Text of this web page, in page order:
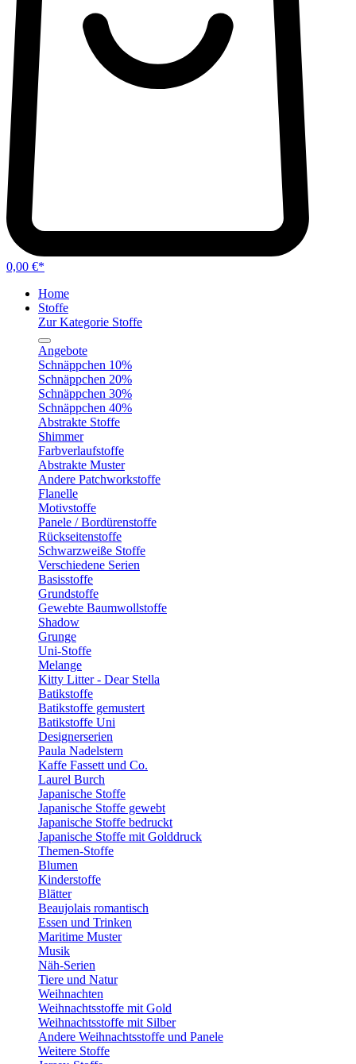
0,00 €*
Home
Stoffe
Zur Kategorie Stoffe
Angebote
Schnäppchen 10%
Schnäppchen 20%
Schnäppchen 30%
Schnäppchen 40%
Abstrakte Stoffe
Shimmer
Farbverlaufstoffe
Abstrakte Muster
Andere Patchworkstoffe
Flanelle
Motivstoffe
Panele / Bordürenstoffe
Rückseitenstoffe
Schwarzweiße Stoffe
Verschiedene Serien
Basisstoffe
Grundstoffe
Gewebte Baumwollstoffe
Shadow
Grunge
Uni-Stoffe
Melange
Kitty Litter - Dear Stella
Batikstoffe
Batikstoffe gemustert
Batikstoffe Uni
Designerserien
Paula Nadelstern
Kaffe Fassett und Co.
Laurel Burch
Japanische Stoffe
Japanische Stoffe gewebt
Japanische Stoffe bedruckt
Japanische Stoffe mit Golddruck
Themen-Stoffe
Blumen
Kinderstoffe
Blätter
Beaujolais romantisch
Essen und Trinken
Maritime Muster
Musik
Näh-Serien
Tiere und Natur
Weihnachten
Weihnachtsstoffe mit Gold
Weihnachtsstoffe mit Silber
Andere Weihnachtsstoffe und Panele
Weitere Stoffe